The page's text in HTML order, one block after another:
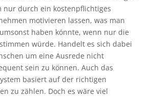
nur durch ein kostenpflichtiges
motivieren lassen, was man
haben könnte, wenn nur die
würde. Handelt es sich dabei
um eine Ausrede nicht
sein zu können. Auch das
basiert auf der richtigen
zu zählen. Doch es wäre viel